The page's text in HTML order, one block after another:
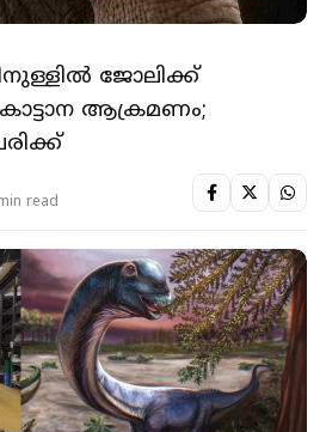
ജോലിക്ക്
ആക്രമണം;
read